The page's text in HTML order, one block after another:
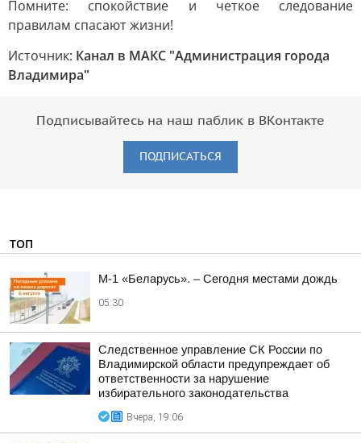
Помните: спокойствие и четкое следование
правилам спасают жизни!
Источник: Канал в МАКС "Администрация города
Владимира"
Подписывайтесь на наш паблик в ВКонтакте
ПОДПИСАТЬСЯ
ТОП
М-1 «Беларусь». – Сегодня местами дождь
05:30
Следственное управление СК России по
Владимирской области предупреждает об
ответственности за нарушение
избирательного законодательства
Вчера, 19:06